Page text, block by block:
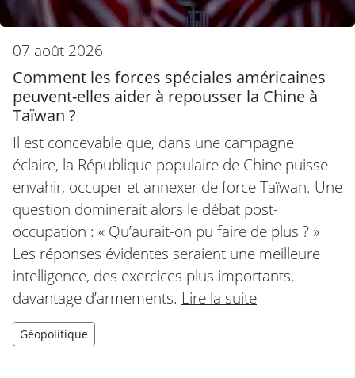
07 août 2026
Comment les forces spéciales américaines
peuvent-elles aider à repousser la Chine à
Taïwan ?
Il est concevable que, dans une campagne
éclaire, la République populaire de Chine puisse
envahir, occuper et annexer de force Taïwan. Une
question dominerait alors le débat post-
occupation : « Qu’aurait-on pu faire de plus ? »
Les réponses évidentes seraient une meilleure
intelligence, des exercices plus importants,
davantage d’armements. Lire la suite
Géopolitique